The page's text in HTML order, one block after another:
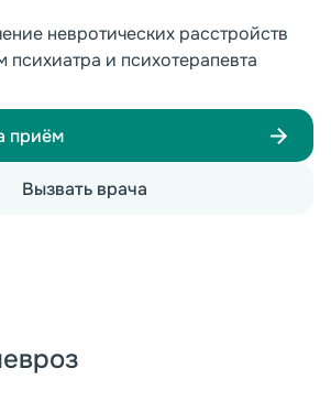
невротических расстройств
и психотерапевта
приём
Вызвать врача